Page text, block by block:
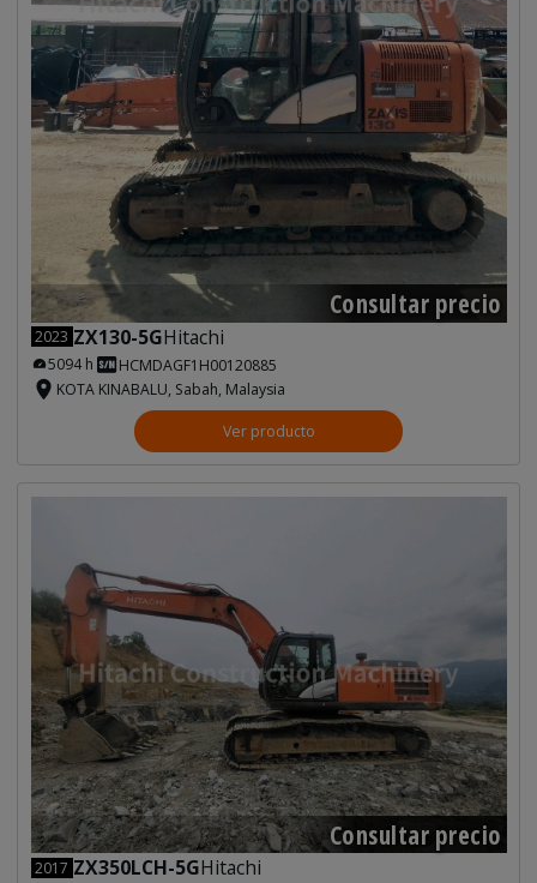
Consultar precio
2023 ZX130-5GHitachi
5094 h
HCMDAGF1H00120885
KOTA KINABALU, Sabah, Malaysia
Ver producto
Consultar precio
2017 ZX350LCH-5GHitachi